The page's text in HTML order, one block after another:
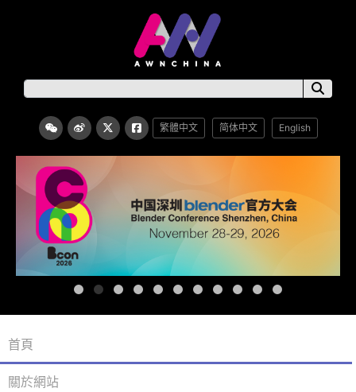
繁體中文 简体中文 English
首頁
關於網站